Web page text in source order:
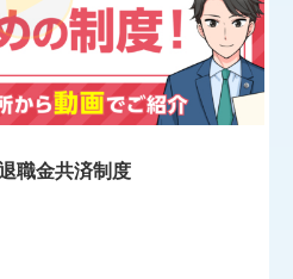
職金共済制度